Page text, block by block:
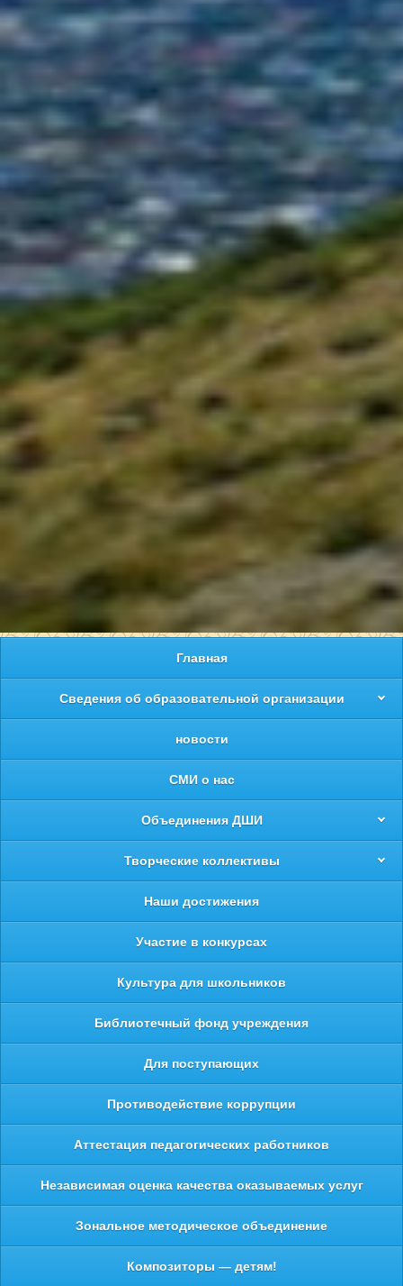
Главная
Сведения об образовательной организации
новости
СМИ о нас
Объединения ДШИ
Творческие коллективы
Наши достижения
Участие в конкурсах
Культура для школьников
Библиотечный фонд учреждения
Для поступающих
Противодействие коррупции
Аттестация педагогических работников
Независимая оценка качества оказываемых услуг
Зональное методическое объединение
Композиторы — детям!